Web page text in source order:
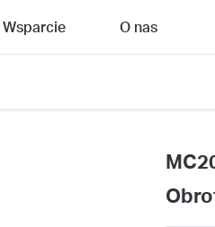
Wsparcie O nas